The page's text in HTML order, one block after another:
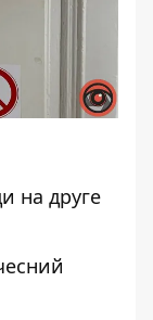
на друге